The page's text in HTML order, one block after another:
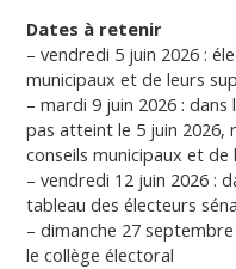
Dates à retenir
– vendredi 5 juin 2026 :
municipaux et de leurs
– mardi 9 juin 2026 :
pas atteint le 5 juin 2026,
conseils municipaux et de
– vendredi 12 juin 2026 :
tableau des électeurs
– dimanche 27
le collège électoral